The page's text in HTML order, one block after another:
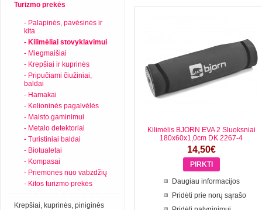
Turizmo prekės
- Palapinės, pavėsinės ir
kita
- Kilimėliai stovyklavimui
- Miegmaišiai
- Krepšiai ir kuprinės
- Pripučiami čiužiniai,
baldai
- Hamakai
- Kelioninės pagalvėlės
- Maisto gaminimui
- Metalo detektoriai
- Turistiniai baldai
- Biotualetai
- Kompasai
- Priemonės nuo vabzdžių
- Kitos turizmo prekės
Krepšiai, kuprinės, piniginės
Kilimėlis BJORN EVA 2 Sluoksniai
180x60x1,0cm DK 2267-4
14,50€
Daugiau informacijos
Pridėti prie norų sąrašo